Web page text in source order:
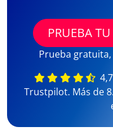
PRUEBA
Prueba
Trustpilot. Más de